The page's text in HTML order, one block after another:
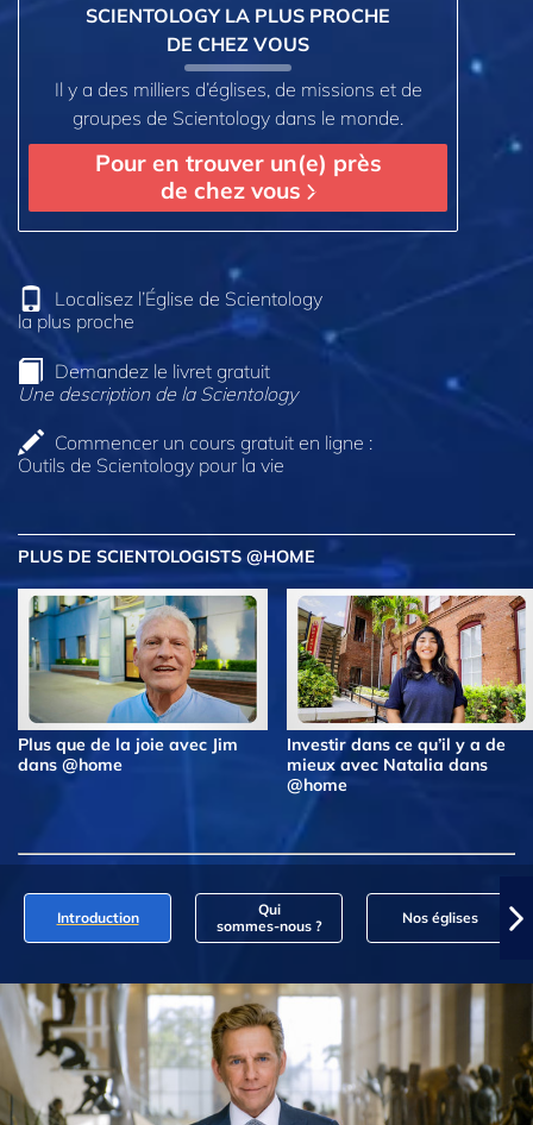
SCIENTOLOGY LA PLUS PROCHE
DE CHEZ VOUS
Il y a des milliers d’églises, de missions et de
groupes de Scientology dans le monde.
Pour en trouver un(e) près
de chez vous
Localisez l’Église de Scientology
la plus proche
Demandez le livret gratuit
Une description de la Scientology
Commencer un cours gratuit en ligne :
Outils de Scientology pour la vie
PLUS DE SCIENTOLOGISTS @HOME
Plus que de la joie avec Jim
dans @home
Investir dans ce qu’il y a de
mieux avec Natalia dans
@home
Introduction
Qui
sommes‑nous ?
Nos églises